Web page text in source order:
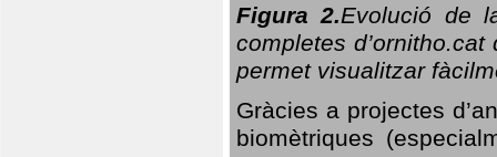
Figura 2.Evolució de
completes
permet visualitzar
Gràcies a projectes
biomètriques